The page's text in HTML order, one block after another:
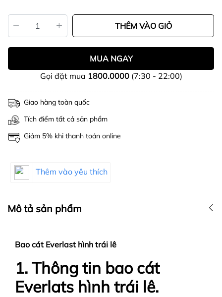
THÊM VÀO GIỎ
MUA NGAY
Gọi đặt mua 1800.0000(7:30 - 22:00)
Giao hàng toàn quốc
Tích điểm tất cả sản phẩm
Giảm 5% khi thanh toán online
Thêm vào yêu thích
Mô tả sản phẩm
Bao cát Everlast hình trái lê
1. Thông tin bao cát
Everlats hình trái lê.